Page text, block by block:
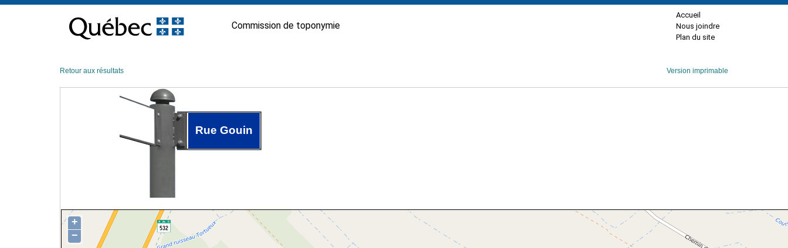
contenu
Commission de toponymie
Accueil
Nous joindre
Plan du site
Retour aux résultats Version imprimable
Rue Gouin
+
−